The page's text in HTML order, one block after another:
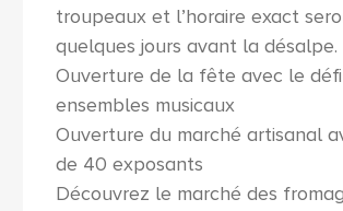
troupeaux et l’horaire exact
quelques jours avant la désalpe.
Ouverture de la fête avec le
ensembles musicaux
Ouverture du marché artisanal
de 40 exposants
Découvrez le marché des